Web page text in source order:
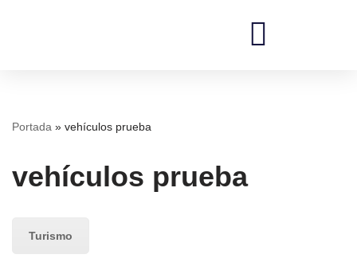
Portada » vehículos prueba
vehículos prueba
Turismo